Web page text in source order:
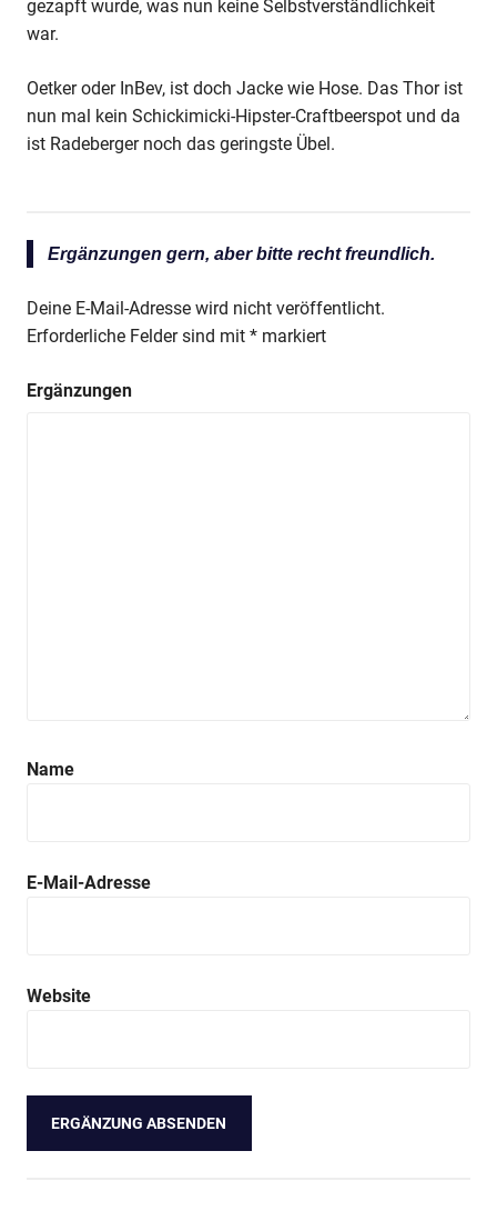
gezapft wurde, was nun keine Selbstverständlichkeit
war.
Oetker oder InBev, ist doch Jacke wie Hose. Das Thor ist
nun mal kein Schickimicki-Hipster-Craftbeerspot und da
ist Radeberger noch das geringste Übel.
Ergänzungen gern, aber bitte recht freundlich.
Deine E-Mail-Adresse wird nicht veröffentlicht.
Erforderliche Felder sind mit * markiert
Ergänzungen
Name
E-Mail-Adresse
Website